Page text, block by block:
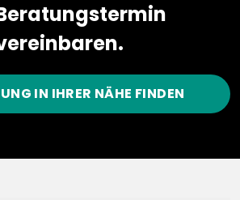
IN IHRER NÄHE FINDEN